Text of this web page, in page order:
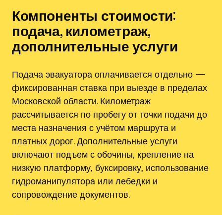
Компоненты стоимости:
подача‚ километраж‚
дополнительные услуги
Подача эвакуатора оплачивается отдельно —
фиксированная ставка при выезде в пределах
Московской области. Километраж
рассчитывается по пробегу от точки подачи до
места назначения с учётом маршрута и
платных дорог. Дополнительные услуги
включают подъем с обочины‚ крепление на
низкую платформу‚ буксировку‚ использование
гидроманипулятора или лебедки и
сопровождение документов.